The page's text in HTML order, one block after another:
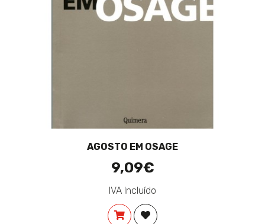
AGOSTO EM OSAGE
9,09€
IVA Incluído
COMPRARADICIONAR À LISTA DE